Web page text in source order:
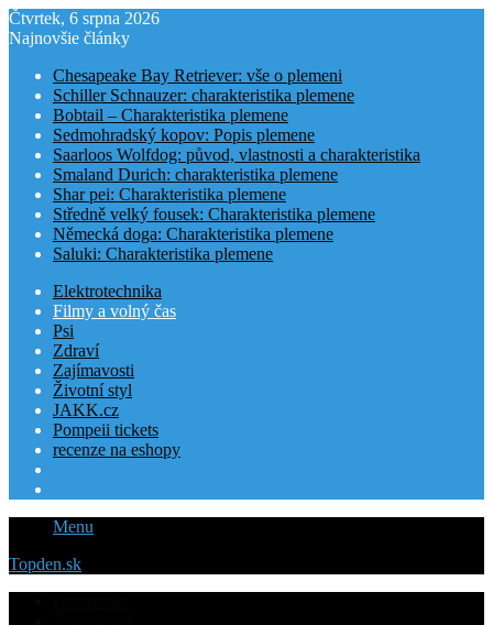
Čtvrtek, 6 srpna 2026
Najnovšie články
Chesapeake Bay Retriever: vše o plemeni
Schiller Schnauzer: charakteristika plemene
Bobtail – Charakteristika plemene
Sedmohradský kopov: Popis plemene
Saarloos Wolfdog: původ, vlastnosti a charakteristika
Smaland Durich: charakteristika plemene
Shar pei: Charakteristika plemene
Středně velký fousek: Charakteristika plemene
Německá doga: Charakteristika plemene
Saluki: Charakteristika plemene
Elektrotechnika
Filmy a volný čas
Psi
Zdraví
Zajímavosti
Životní styl
JAKK.cz
Pompeii tickets
recenze na eshopy
Menu
Topden.sk